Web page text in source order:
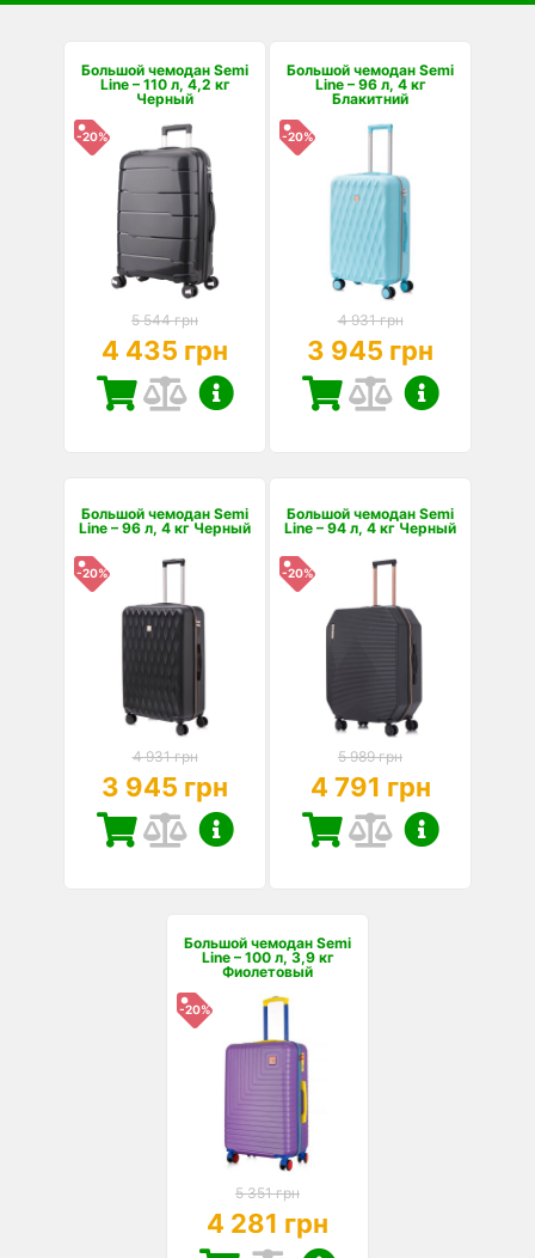
Большой чемодан Semi
Line – 110 л, 4,2 кг
Черный
-20%
5 544 грн
4 435 грн
Большой чемодан Semi
Line – 96 л, 4 кг
Блакитний
-20%
4 931 грн
3 945 грн
Большой чемодан Semi
Line – 96 л, 4 кг Черный
-20%
4 931 грн
3 945 грн
Большой чемодан Semi
Line – 94 л, 4 кг Черный
-20%
5 989 грн
4 791 грн
Большой чемодан Semi
Line – 100 л, 3,9 кг
Фиолетовый
-20%
5 351 грн
4 281 грн